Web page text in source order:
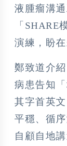
液腫瘤溝
「SHARE
演練，盼
鄭致道介
病患告知
其字首英
平穩、循
自顧自地